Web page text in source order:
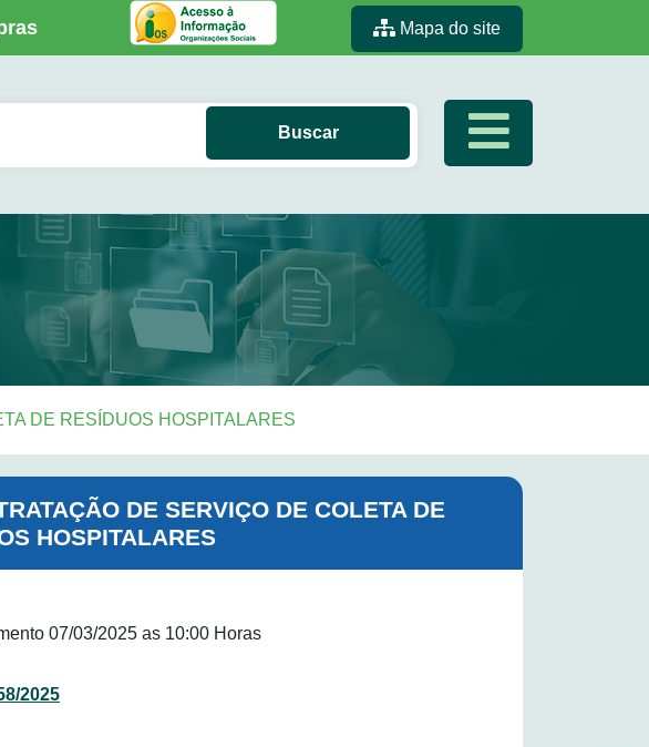
Mapa do site
DE RESÍDUOS HOSPITALARES
DE SERVIÇO DE COLETA DE
HOSPITALARES
07/03/2025 as 10:00 Horas
2025